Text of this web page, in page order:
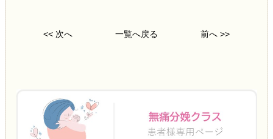
<< 次へ 一覧へ戻る 前へ >>